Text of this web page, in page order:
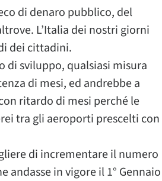
di denaro pubblico, del
L’Italia dei nostri giorni
dei cittadini.
di sviluppo, qualsiasi misura
di mesi, ed andrebbe a
ritardo di mesi perché le
tra gli aeroporti prescelti con
di incrementare il numero
in vigore il 1° Gennaio